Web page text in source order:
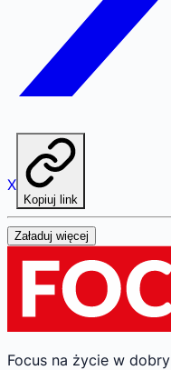
X
Kopiuj link
Załaduj więcej
Focus na życie w